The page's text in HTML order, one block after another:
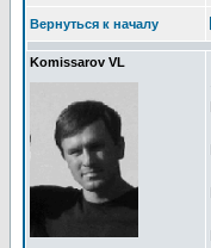
Вернуться к началу
Komissarov VL